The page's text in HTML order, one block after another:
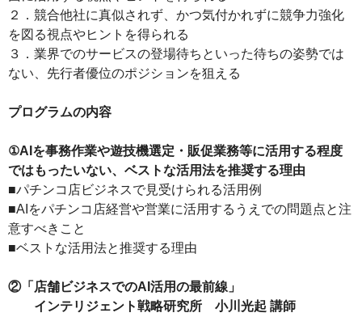
２．競合他社に真似されず、かつ気付かれずに競争力強化
を図る視点やヒントを得られる
３．業界でのサービスの登場待ちといった待ちの姿勢では
ない、先行者優位のポジションを狙える
プログラムの内容
①AIを事務作業や遊技機選定・販促業務等に活用する程度
ではもったいない、ベストな活用法を推奨する理由
■パチンコ店ビジネスで見受けられる活用例
■AIをパチンコ店経営や営業に活用するうえでの問題点と注
意すべきこと
■ベストな活用法と推奨する理由
②「店舗ビジネスでのAI活用の最前線」
インテリジェント戦略研究所 小川光起 講師